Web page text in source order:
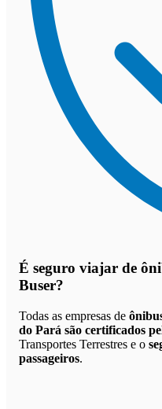
É seguro viajar de
Buser?
Todas as empresas de
do Pará são certificados
Transportes Terrestres e o
passageiros.